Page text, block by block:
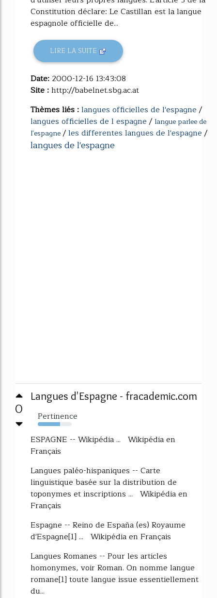
Constitution déclare: Le Castillan est la langue
espagnole officielle de...
LIRE LA SUITE
Date: 2000-12-16 13:43:08
Site :http://babelnet.sbg.ac.at
Thèmes liés :langues officielles de l'espagne/
langues officielles de l espagne/ langue parlee de
l'espagne/les differentes langues de l'espagne/
langues de l'espagne
0
Langues d'Espagne - fracademic.com
Pertinence
66%
ESPAGNE -- Wikipédia ... Wikipédia en
Français
Langues paléo-hispaniques -- Carte
linguistique basée sur la distribution de
toponymes et inscriptions ... Wikipédia en
Français
Espagne -- Reino de España (es) Royaume
d'Espagne[1] ... Wikipédia en Français
Langues Romanes -- Pour les articles
homonymes, voir Roman. On nomme langue
romane[1] toute langue issue essentiellement
du...